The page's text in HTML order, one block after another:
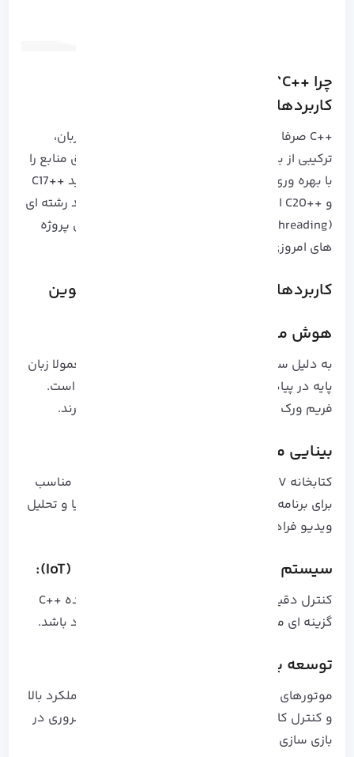
چرا ++C؟ نگاهی دقیق به قابلیت ها و
کاربردها
++C صرفا نسخه توسعه یافته زبان C نیست. این زبان،
ترکیبی از برنامه نویسی شی گراست و کنترل دقیق منابع را
با بهره وری بالا فراهم می کند. استانداردهای جدید ++C17
و ++C20 امکانات هم زمانی (Concurrency) و چند رشته ای
(Multithreading) را بسیار بهبود داده اند که برای پروژه
های امروزی اهمیت زیادی دارند.
کاربردهای تخصصی ++C در حوزه های نوین
هوش مصنوعی و یادگیری ماشین:
به دلیل سرعت بالا و کنترل دقیق حافظه، ++C معمولا زبان
پایه در پیاده سازی الگوریتم های یادگیری عمیق است.
فریم ورک هایی مثل TensorFlow از آن بهره می برند.
بینایی ماشین و پردازش تصویر:
کتابخانه OpenCV که با ++C توسعه یافته، بستری مناسب
برای برنامه هایی مانند تشخیص چهره، ردیابی اشیا و تحلیل
ویدیو فراهم می کند.
سیستم های تعبیه شده و اینترنت اشیا (IoT):
کنترل دقیق سخت افزار و مدیریت منابع باعث شده ++C
گزینه ای مناسب برای سیستم های با منابع محدود باشد.
توسعه بازی و گرافیک:
موتورهای حرفه ای مانند Unreal Engine با ++C عملکرد بالا
و کنترل کامل منابع را فراهم می کنند؛ نکته ای ضروری در
بازی سازی.